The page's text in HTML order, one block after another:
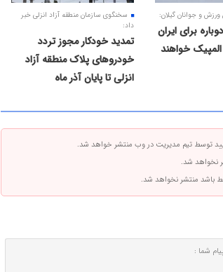
و جوانان گیلان:
برای ایران
خواهند
سخنگوی سازمان منطقه آزاد انزلی خبر
داد:
تمدید خودکار مجوز تردد
خودروهای پلاک منطقه آزاد
انزلی تا پایان آذر ماه
توسط تیم مدیریت در وب منتشر خواهد شد.
نخواهد شد.
باشد منتشر نخواهد شد.